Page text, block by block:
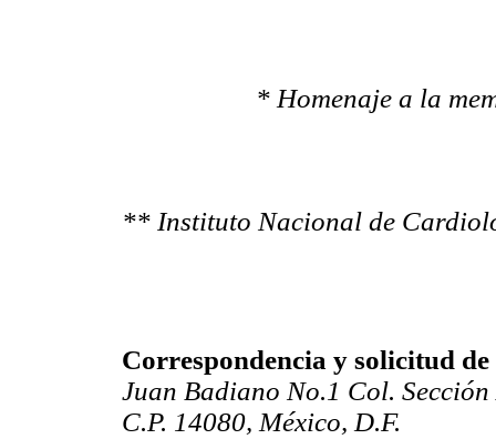
* Homenaje a la
** Instituto Nacional de
Correspondencia y solicitud
Juan Badiano No.1 Col. Sección
C.P. 14080, México, D.F.